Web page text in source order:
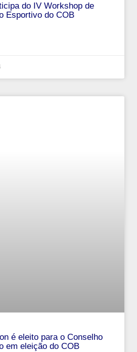
do IV Workshop de
Esportivo do COB
é eleito para o Conselho
em eleição do COB